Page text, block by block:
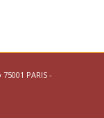
PARIS -